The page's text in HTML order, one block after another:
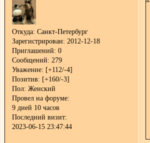
Откуда: Санкт-Петербург
Зарегистрирован: 2012-12-18
Приглашений: 0
Сообщений: 279
Уважение: [+112/-4]
Позитив: [+160/-3]
Пол: Женский
Провел на форуме:
9 дней 10 часов
Последний визит:
2023-06-15 23:47:44